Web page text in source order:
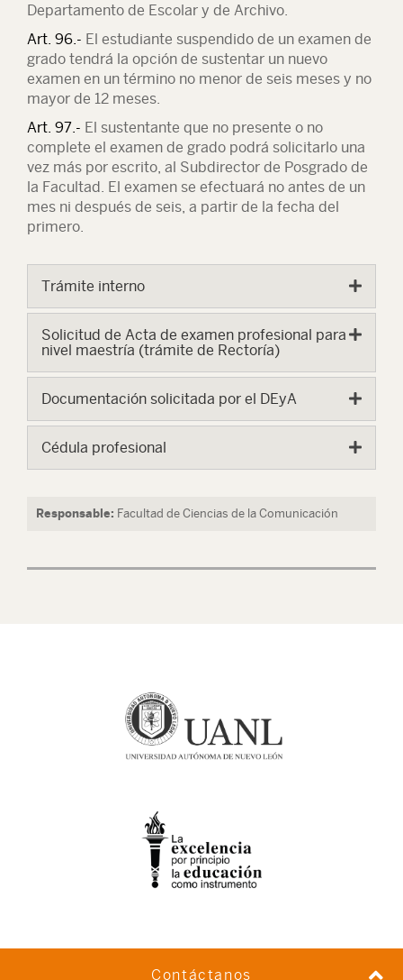
Departamento de Escolar y de Archivo.
Art. 96.- El estudiante suspendido de un examen de
grado tendrá la opción de sustentar un nuevo
examen en un término no menor de seis meses y no
mayor de 12 meses.
Art. 97.- El sustentante que no presente o no
complete el examen de grado podrá solicitarlo una
vez más por escrito, al Subdirector de Posgrado de
la Facultad. El examen se efectuará no antes de un
mes ni después de seis, a partir de la fecha del
primero.
Trámite interno
Solicitud de Acta de examen profesional para
nivel maestría (trámite de Rectoría)
Documentación solicitada por el DEyA
Cédula profesional
Responsable: Facultad de Ciencias de la Comunicación
Contáctanos